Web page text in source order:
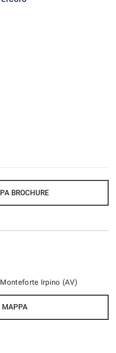
BROCHURE
Irpino (AV)
MAPPA